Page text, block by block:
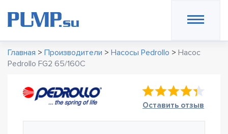
Главная > Производители > Насосы Pedrollo > Насос
Pedrollo FG2 65/160C
Оставить отзыв